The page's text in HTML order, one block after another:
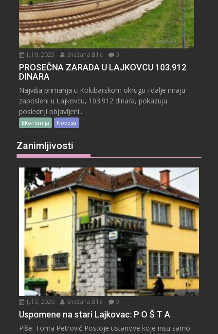
Jul 9, 2025 Snežana Bilić 0
PROSEČNA ZARADA U LAJKOVCU 103.912
DINARA
Najviša primanja u Kolubarskom okrugu i dalje imaju
zaposleni u Lajkovcu, 103.912 dinara, pokazuju
poslednji objavljeni...
Ekonomija Novosti
Zanimljivosti
Jul 3, 2026 Snežana Bilić 0
Uspomene na stari Lajkovac: P O Š T A
Piše: Toma Petrović Postoje ustanove koje nisu samo